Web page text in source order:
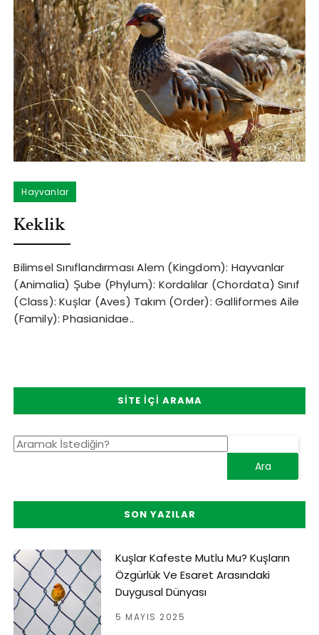
Hayvanlar
Keklik
Bilimsel Sınıflandırması Alem (Kingdom): Hayvanlar
(Animalia) Şube (Phylum): Kordalılar (Chordata) Sınıf
(Class): Kuşlar (Aves) Takım (Order): Galliformes Aile
(Family): Phasianidae..
SITE İÇI ARAMA
SON YAZILAR
Kuşlar Kafeste Mutlu Mu? Kuşların
Özgürlük Ve Esaret Arasındaki
Duygusal Dünyası
5 MAYIS 2025